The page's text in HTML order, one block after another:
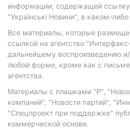
информации, содержащей ссылку
"Українські Новини", в каком-
Все материалы, которые
ссылкой на агентство
дальнейшему воспроизведению
любой форме, кроме как с
агентства.
Материалы с плашками "Р",
компаний", "Новости партий",
"Спецпроект при поддержке"
коммерческой основе.